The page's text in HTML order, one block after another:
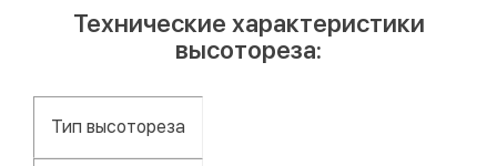
Технические характеристики
высотореза:
Тип высотореза